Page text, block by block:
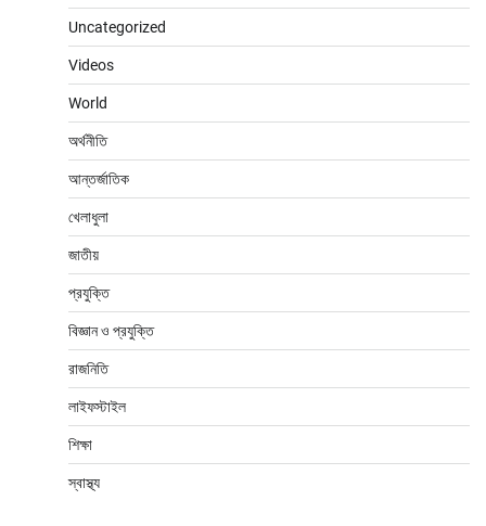
Uncategorized
Videos
World
অর্থনীতি
আন্তর্জাতিক
খেলাধুলা
জাতীয়
প্রযুক্তি
বিজ্ঞান ও প্রযুক্তি
রাজনিতি
লাইফস্টাইল
শিক্ষা
স্বাস্থ্য